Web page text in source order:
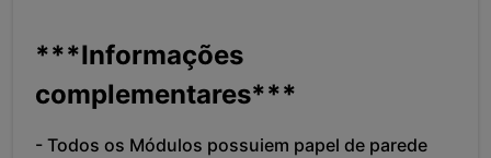
***Informações
complementares***
- Todos os Módulos possuiem papel de parede